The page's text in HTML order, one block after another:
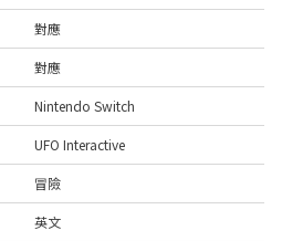
對應
對應
Nintendo Switch
UFO Interactive
冒險
英文